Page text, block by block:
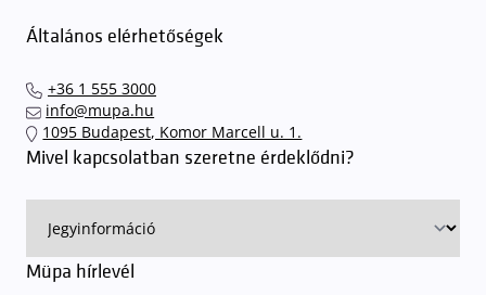
érkezéskor megnövekedett várakozási idővel érdemes kalkulálni. Ezt
azt javasoljuk kedves közönségünknek, induljanak
találhassák meg a legideálisabb parkolóhelyet és
érkezhessenek meg előadásainkra
sorompókat rendszámfelismerő automatika nyitja.
ingyenes azon vendégeink számára, akik egy aznapi fizetős
rendjének részletes leírásaelérhető itt.
Általános elérhetőségek
+36 1 555 3000
info@mupa.hu
1095 Budapest, Komor Marcell u. 1.
Mivel kapcsolatban szeretne érdeklődni?
Müpa hírlevél